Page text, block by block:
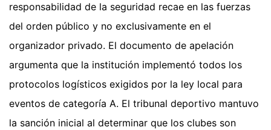
responsabilidad de la seguridad recae en las fuerzas
del orden público y no exclusivamente en el
organizador privado. El documento de apelación
argumenta que la institución implementó todos los
protocolos logísticos exigidos por la ley local para
eventos de categoría A. El tribunal deportivo mantuvo
la sanción inicial al determinar que los clubes son